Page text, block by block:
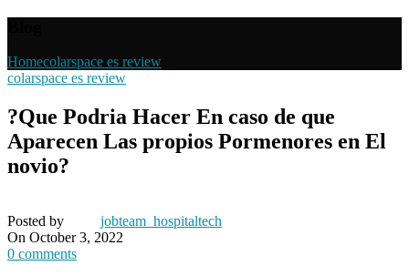
Homecolarspace es review
colarspace es review
?Que Podria Hacer En caso de que
Aparecen Las propios Pormenores en El
novio?
Posted by
jobteam_hospitaltech
On October 3, 2022
0 comments